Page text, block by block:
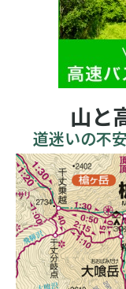
山と
道迷いの不